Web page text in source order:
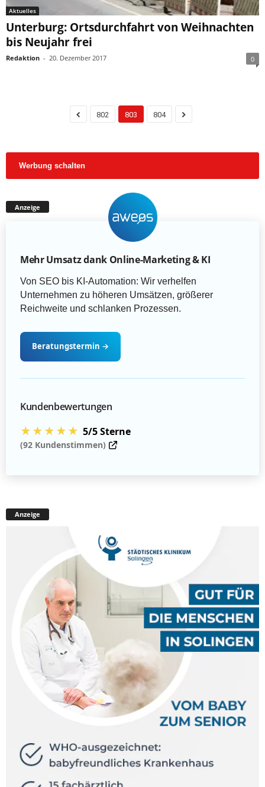
Aktuelles
Unterburg: Ortsdurchfahrt von Weihnachten
bis Neujahr frei
Redaktion - 20. Dezember 2017 0
802 803 804
Werbung schalten
Anzeige
Mehr Umsatz dank Online-Marketing & KI
Von SEO bis KI-Automation: Wir verhelfen
Unternehmen zu höheren Umsätzen, größerer
Reichweite und schlanken Prozessen.
Beratungstermin →
Kundenbewertungen
★★★★★ 5/5 Sterne
(92 Kundenstimmen)
Anzeige